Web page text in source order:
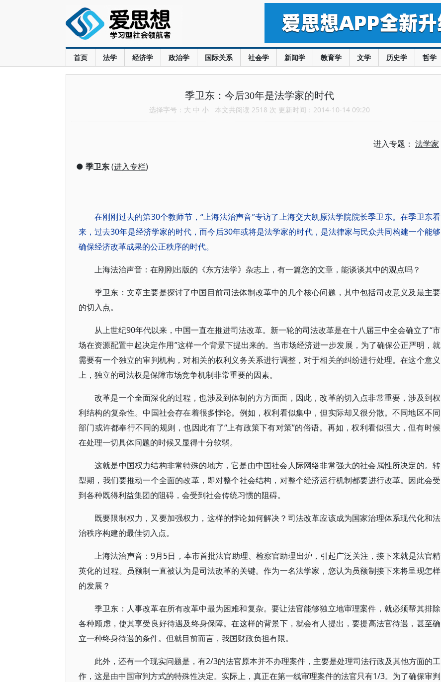
首页 法学 经济学 政治学 国际关系 社会学 新闻学 教育学 文学 历史学 哲学
季卫东：今后30年是法学家的时代
选择字号： 大 中 小 本文共阅读 2518 次 更新时间：2014-10-14 09:20
进入专题： 法学家
● 季卫东(进入专栏)
在刚刚过去的第30个教师节，“上海法治声音”专访了上海交大凯原法学院院长季卫东。在季卫东看
来，过去30年是经济学家的时代，而今后30年或将是法学家的时代，是法律家与民众共同构建一个能够
确保经济改革成果的公正秩序的时代。
上海法治声音：在刚刚出版的《东方法学》杂志上，有一篇您的文章，能谈谈其中的观点吗？
季卫东：文章主要是探讨了中国目前司法体制改革中的几个核心问题，其中包括司改意义及最主要
的切入点。
从上世纪90年代以来，中国一直在推进司法改革。新一轮的司法改革是在十八届三中全会确立了“市
场在资源配置中起决定作用”这样一个背景下提出来的。当市场经济进一步发展，为了确保公正严明，就
需要有一个独立的审判机构，对相关的权利义务关系进行调整，对于相关的纠纷进行处理。在这个意义
上，独立的司法权是保障市场竞争机制非常重要的因素。
改革是一个全面深化的过程，也涉及到体制的方方面面，因此，改革的切入点非常重要，涉及到权
利结构的复杂性。中国社会存在着很多悖论。例如，权利看似集中，但实际却又很分散。不同地区不同
部门或许都奉行不同的规则，也因此有了“上有政策下有对策”的俗语。再如，权利看似强大，但有时候
在处理一切具体问题的时候又显得十分软弱。
这就是中国权力结构非常特殊的地方，它是由中国社会人际网络非常强大的社会属性所决定的。转
型期，我们要推动一个全面的改革，即对整个社会结构，对整个经济运行机制都要进行改革。因此会受
到各种既得利益集团的阻碍，会受到社会传统习惯的阻碍。
既要限制权力，又要加强权力，这样的悖论如何解决？司法改革应该成为国家治理体系现代化和法
治秩序构建的最佳切入点。
上海法治声音：9月5日，本市首批法官助理、检察官助理出炉，引起广泛关注，接下来就是法官精
英化的过程。员额制一直被认为是司法改革的关键。作为一名法学家，您认为员额制接下来将呈现怎样
的发展？
季卫东：人事改革在所有改革中最为困难和复杂。要让法官能够独立地审理案件，就必须帮其排除
各种顾虑，使其享受良好待遇及终身保障。在这样的背景下，就会有人提出，要提高法官待遇，甚至确
立一种终身待遇的条件。但就目前而言，我国财政负担有限。
此外，还有一个现实问题是，有2/3的法官原本并不办理案件，主要是处理司法行政及其他方面的工
作，这是由中国审判方式的特殊性决定。实际上，真正在第一线审理案件的法官只有1/3。为了确保审判